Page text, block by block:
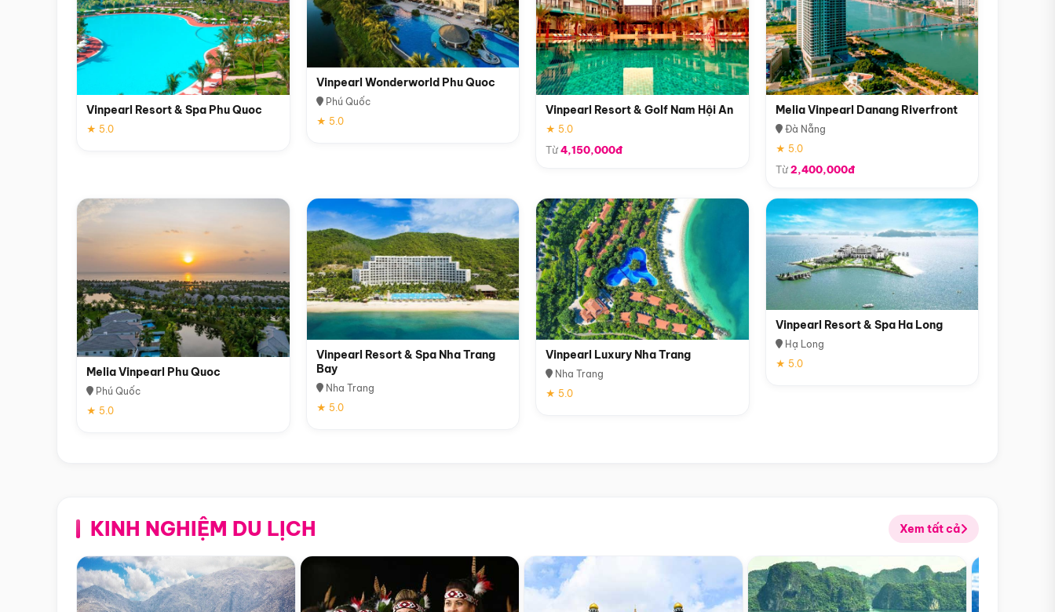
Vinpearl Resort & Spa Phu Quoc
★ 5.0
Vinpearl Wonderworld Phu Quoc
Phú Quốc
★ 5.0
Vinpearl Resort & Golf Nam Hội An
★ 5.0
Từ4,150,000đ
Melia Vinpearl Danang Riverfront
Đà Nẵng
★ 5.0
Từ2,400,000đ
Melia Vinpearl Phu Quoc
Phú Quốc
★ 5.0
Vinpearl Resort & Spa Nha Trang
Bay
Nha Trang
★ 5.0
Vinpearl Luxury Nha Trang
Nha Trang
★ 5.0
Vinpearl Resort & Spa Ha Long
Hạ Long
★ 5.0
KINH NGHIỆM DU LỊCH Xem tất cả